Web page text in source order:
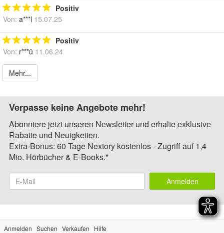
Positiv
Von: a***l 15.07.25
Positiv
Von: r***ü 11.06.24
Mehr...
Verpasse keine Angebote mehr!
Abonniere jetzt unseren Newsletter und erhalte exklusive
Rabatte und Neuigkeiten.
Extra-Bonus: 60 Tage Nextory kostenlos - Zugriff auf 1,4
Mio. Hörbücher & E-Books.*
Anmelden
Anmelden Suchen Verkaufen
Hilfe